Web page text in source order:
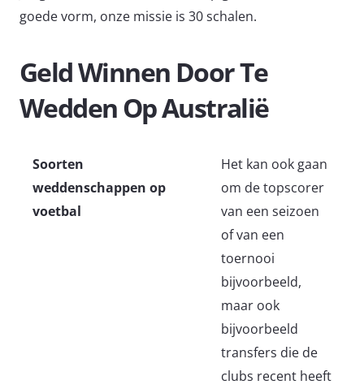
goede vorm, onze missie is 30 schalen.
Geld Winnen Door Te
Wedden Op Australië
Soorten
weddenschappen op
voetbal
Het kan ook gaan
om de topscorer
van een seizoen
of van een
toernooi
bijvoorbeeld,
maar ook
bijvoorbeeld
transfers die de
clubs recent heeft